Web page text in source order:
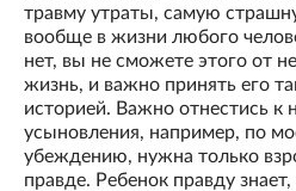
травму утраты, самую
вообще в жизни любого
нет, вы не сможете этого от
жизнь, и важно принять его
историей. Важно отнестись к
усыновления, например, по
убеждению, нужна только
правде. Ребенок правду